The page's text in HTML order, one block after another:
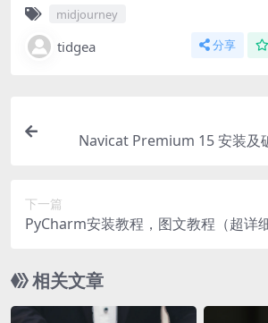
midjourney
tidgea 分享
Navicat Premium 15 安装及
下一篇
PyCharm安装教程，图文教程（超详细
相关文章